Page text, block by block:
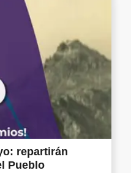
repartirán
Pueblo